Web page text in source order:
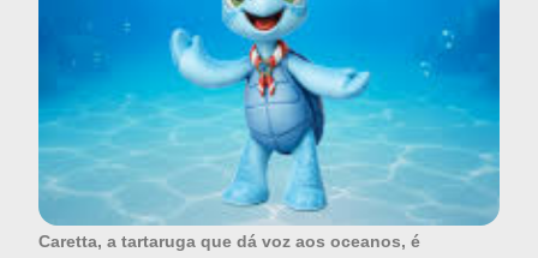
Caretta, a tartaruga que dá voz aos oceanos, é